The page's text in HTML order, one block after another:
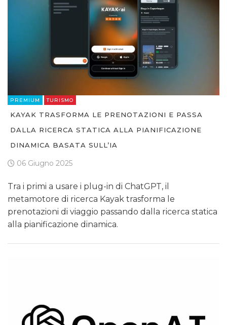
PREMIUM TURISMO
KAYAK TRASFORMA LE PRENOTAZIONI E PASSA
DALLA RICERCA STATICA ALLA PIANIFICAZIONE
DINAMICA BASATA SULL’IA
06 Giugno 2025
Tra i primi a usare i plug-in di ChatGPT, il
metamotore di ricerca Kayak trasforma le
prenotazioni di viaggio passando dalla ricerca statica
alla pianificazione dinamica.